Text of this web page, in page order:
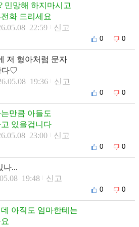
민망해 하지마시고
화 드리세요
22:59 신고
0 0
저 형아처럼 문자
다♡
19:36 신고
0 0
만큼 아들도
있을겁니다
23:00 신고
0 0
나...
19:48 신고
0 0
아직도 엄마한테는